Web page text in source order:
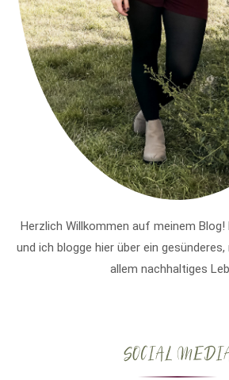
Herzlich Willkommen auf meinem
und ich blogge hier über ein
allem nachhaltiges
SOCIAL